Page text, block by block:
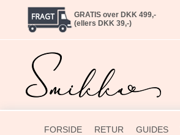
GRATIS over DKK 499,-
(ellers DKK 39,-)
FORSIDE RETUR GUIDES